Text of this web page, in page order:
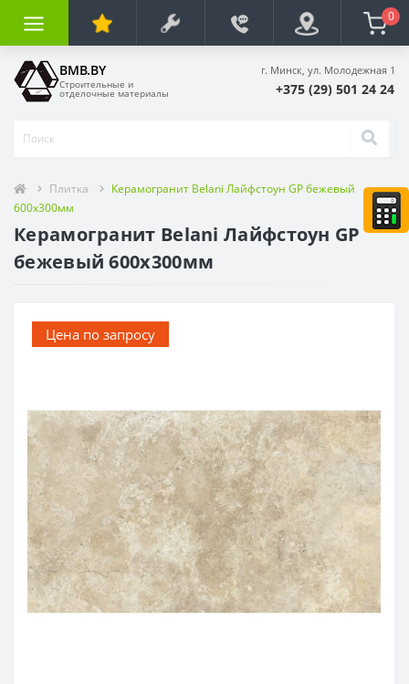
0
BMB.BY
Строительные и
отделочные материалы
г. Минск, ул. Молодежная 1
+375 (29) 501 24 24
Плитка
Керамогранит Belani Лайфстоун GP бежевый
600х300мм
Керамогранит Belani Лайфстоун GP
бежевый 600х300мм
Цена по запросу